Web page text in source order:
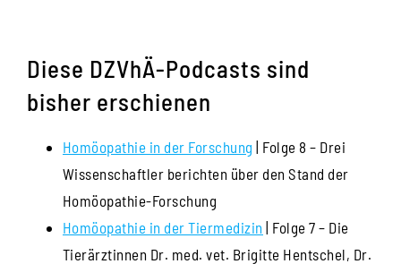
Diese DZVhÄ-Podcasts sind
bisher erschienen
Homöopathie in der Forschung | Folge 8 – Drei
Wissenschaftler berichten über den Stand der
Homöopathie-Forschung
Homöopathie in der Tiermedizin | Folge 7 – Die
Tierärztinnen Dr. med. vet. Brigitte Hentschel, Dr.